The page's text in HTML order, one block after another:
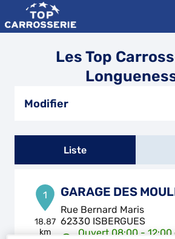
Les Top
Modifier
Liste
1
18.87
km
GARAGE DES
Rue Bernard Maris
62330 ISBERGUES
Ouvert 08:00 - 12:00